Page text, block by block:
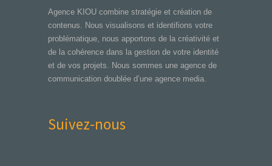
Agence KIOU combine stratégie et création de
contenus. Nous visualisons et identifions votre
problématique, nous apportons de la créativité et
de la cohérence dans la gestion de votre identité
et de vos projets. Nous sommes une agence de
communication doublée d’une agence media.
Suivez-nous